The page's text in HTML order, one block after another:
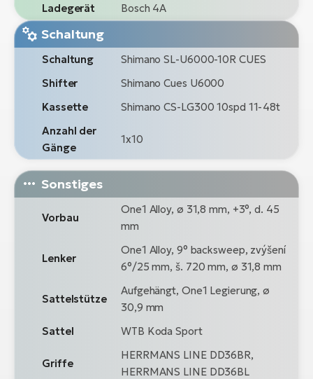
Ladegerät Bosch 4A
Schaltung
Schaltung
Shimano SL-U6000-10R CUES
Shifter
Shimano Cues U6000
Kassette
Shimano CS-LG300 10spd 11-48t
Anzahl der
Gänge
1x10
Sonstiges
Vorbau
One1 Alloy, ø 31,8 mm, +3°, d. 45
mm
Lenker
One1 Alloy, 9° backsweep, zvýšení
6°/25 mm, š. 720 mm, ø 31,8 mm
Sattelstütze
Aufgehängt, One1 Legierung, ø
30,9 mm
Sattel
WTB Koda Sport
Griffe
HERRMANS LINE DD36BR,
HERRMANS LINE DD36BL